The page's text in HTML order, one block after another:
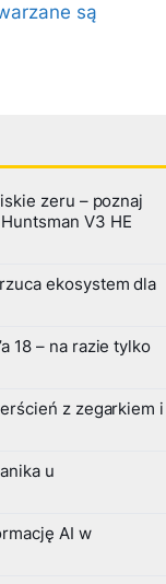
są
zeru – poznaj
V3 HE
ekosystem dla
18 – na razie tylko
z zegarkiem i
u
AI w